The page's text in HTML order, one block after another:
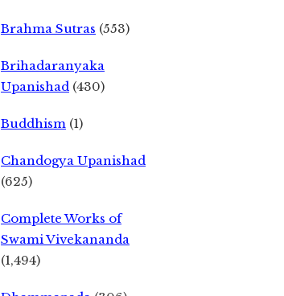
Brahma Sutras (553)
Brihadaranyaka
Upanishad (430)
Buddhism (1)
Chandogya Upanishad
(625)
Complete Works of
Swami Vivekananda
(1,494)